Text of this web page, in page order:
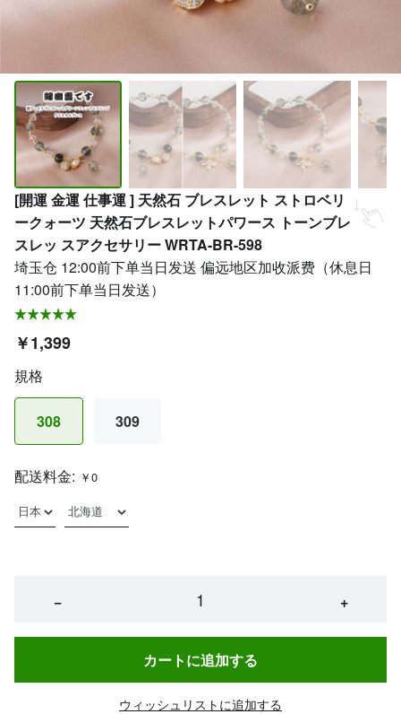
[開運 金運 仕事運 ] 天然石 ブレスレット ストロベリ
ークォーツ 天然石ブレスレットパワース トーンブレ
スレッ スアクセサリー WRTA-BR-598
埼玉仓 12:00前下单当日发送 偏远地区加收派费（休息日
11:00前下单当日发送）
￥1,399
規格
308 309
配送料金: ￥0
− +
カートに追加する
ウィッシュリストに追加する